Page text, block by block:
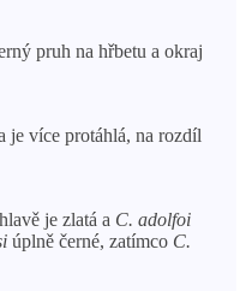
pruh na hřbetu a okraj
je více protáhlá, na rozdíl
je zlatá a C. adolfoi
úplně černé, zatímco C.